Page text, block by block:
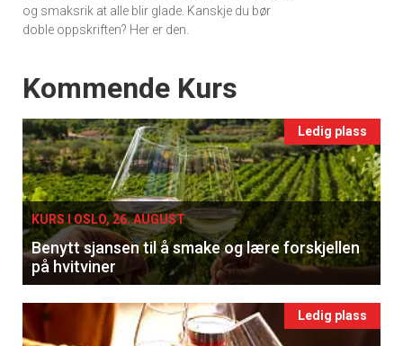
og smaksrik at alle blir glade. Kanskje du bør
doble oppskriften? Her er den.
Events
Kommende Kurs
Ledig plass
KURS I OSLO, 26. AUGUST
Benytt sjansen til å smake og lære forskjellen
på hvitviner
Ledig plass